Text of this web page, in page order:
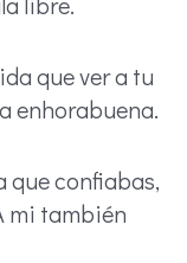
que ver a tu
enhorabuena.
que confiabas,
mi también